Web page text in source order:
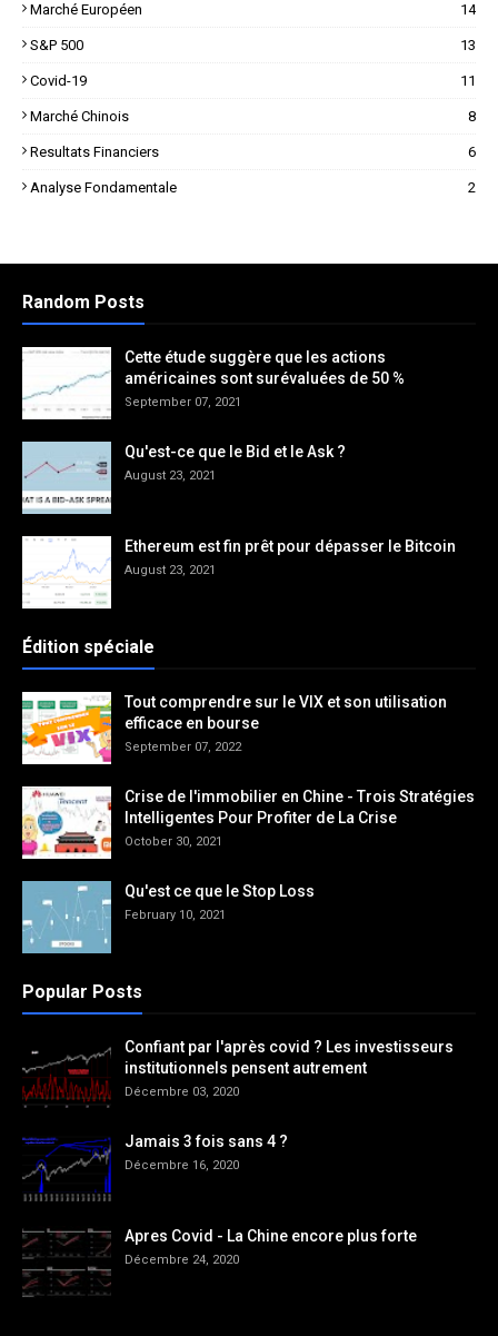
Marché Européen 14
S&P 500 13
Covid-19 11
Marché Chinois 8
Resultats Financiers 6
Analyse Fondamentale 2
Random Posts
Cette étude suggère que les actions
américaines sont surévaluées de 50 %
September 07, 2021
Qu'est-ce que le Bid et le Ask ?
August 23, 2021
Ethereum est fin prêt pour dépasser le Bitcoin
August 23, 2021
Édition spéciale
Tout comprendre sur le VIX et son utilisation
efficace en bourse
September 07, 2022
Crise de l'immobilier en Chine - Trois Stratégies
Intelligentes Pour Profiter de La Crise
October 30, 2021
Qu'est ce que le Stop Loss
February 10, 2021
Popular Posts
Confiant par l'après covid ? Les investisseurs
institutionnels pensent autrement
Décembre 03, 2020
Jamais 3 fois sans 4 ?
Décembre 16, 2020
Apres Covid - La Chine encore plus forte
Décembre 24, 2020